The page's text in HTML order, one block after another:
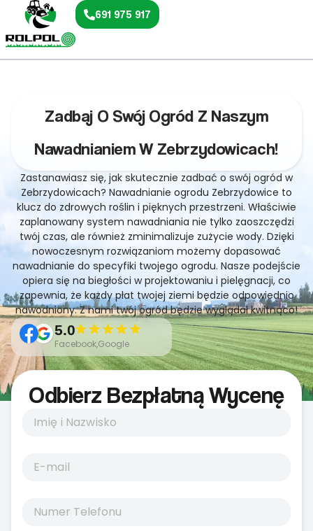
691 975 917
Zadbaj O Swój Ogród Z Naszym
Nawadnianiem W Zebrzydowicach!
Zastanawiasz się, jak skutecznie zadbać o swój ogród w
Zebrzydowicach? Nawadnianie ogrodu Zebrzydowice to
klucz do zdrowych roślin i pięknych przestrzeni. Właściwie
zaplanowany system nawadniania nie tylko zaoszczędzi
twój czas, ale również zminimalizuje zużycie wody. Dzięki
nowoczesnym rozwiązaniom możemy dopasować
nawadnianie do specyfiki twojego ogrodu. Nasze podejście
opiera się na biegłości w projektowaniu i pielęgnacji, co
zapewnia, że każdy płat twojej ziemi będzie odpowiednio
nawodniony. Z nami twój ogród będzie wyglądał kwitnąco!
5.0
Facebook,Google
Odbierz Bezpłatną Wycenę